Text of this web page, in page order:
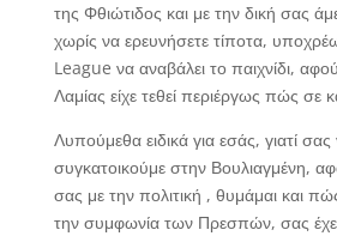
της Φθιώτιδος και με την δική σας
χωρίς να ερευνήσετε τίποτα,
League να αναβάλει το παιχνίδι,
Λαμίας είχε τεθεί περιέργως πώς σε
Λυπούμεθα ειδικά για εσάς, γιατί
συγκατοικούμε στην Βουλιαγμένη,
σας με την πολιτική , θυμάμαι και
την συμφωνία των Πρεσπών, σας